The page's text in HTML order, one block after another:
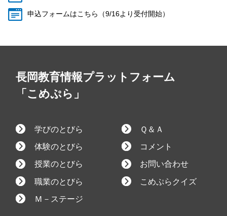
申込フォームはこちら（9/16より受付開始）
長岡教育情報プラットフォーム
「こめぷら」
学びのとびら
体験のとびら
授業のとびら
職業のとびら
Ｍ－ステージ
Ｑ＆Ａ
コメント
お問い合わせ
こめぷらクイズ